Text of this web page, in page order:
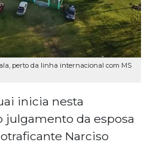
perto da linha internacional com MS
inicia nesta
julgamento da esposa
Narciso